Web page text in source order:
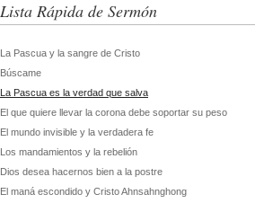
Lista Rápida de Sermón
La Pascua y la sangre de Cristo
Búscame
La Pascua es la verdad que salva
El que quiere llevar la corona debe soportar su peso
El mundo invisible y la verdadera fe
Los mandamientos y la rebelión
Dios desea hacernos bien a la postre
El maná escondido y Cristo Ahnsahnghong